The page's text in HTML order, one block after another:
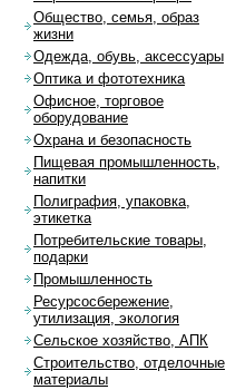
Общество, семья, образ
жизни
Одежда, обувь, аксессуары
Оптика и фототехника
Офисное, торговое
оборудование
Охрана и безопасность
Пищевая промышленность,
напитки
Полиграфия, упаковка,
этикетка
Потребительские товары,
подарки
Промышленность
Ресурсосбережение,
утилизация, экология
Сельское хозяйство, АПК
Строительство, отделочные
материалы